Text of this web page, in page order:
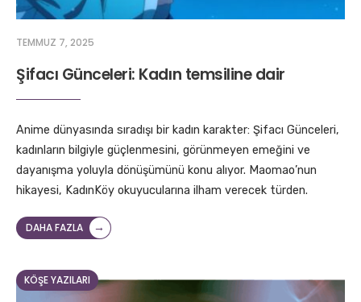
TEMMUZ 7, 2025
Şifacı Günceleri: Kadın temsiline dair
Anime dünyasında sıradışı bir kadın karakter: Şifacı Günceleri,
kadınların bilgiyle güçlenmesini, görünmeyen emeğini ve
dayanışma yoluyla dönüşümünü konu alıyor. Maomao’nun
hikayesi, KadınKöy okuyucularına ilham verecek türden.
DAHA FAZLA →
KÖŞE YAZILARI